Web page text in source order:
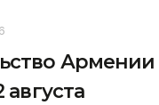
Армении
августа